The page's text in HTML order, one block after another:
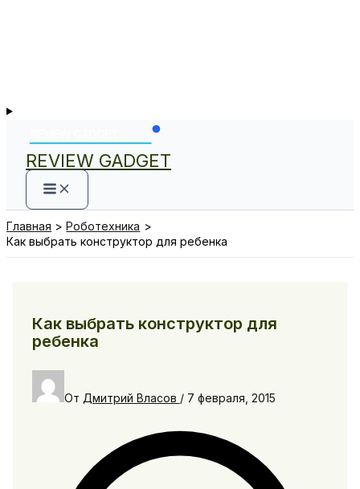
REVIEW GADGET
Главная
Роботехника
Как выбрать конструктор для ребенка
Как выбрать конструктор для
ребенка
От Дмитрий Власов / 7 февраля, 2015